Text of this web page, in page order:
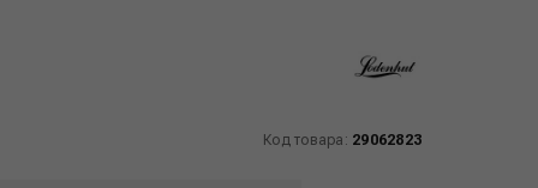
Код товара: 29062823